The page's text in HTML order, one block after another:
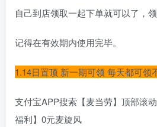
自己到店领取一起下单就可以了，
记得在有效期内使用完毕。
1.14日置顶 新一期可领 每天都可领
支付宝APP搜索【麦当劳】顶部滚
福利】0元麦旋风